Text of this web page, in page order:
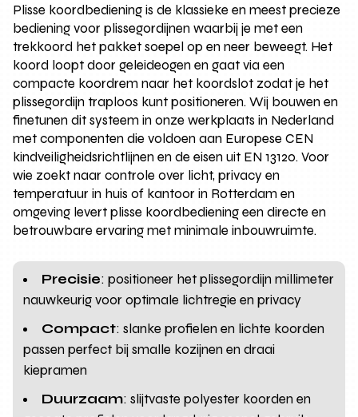
Plisse koordbediening is de klassieke en meest precieze
bediening voor plissegordijnen waarbij je met een
trekkoord het pakket soepel op en neer beweegt. Het
koord loopt door geleideogen en gaat via een
compacte koordrem naar het koordslot zodat je het
plissegordijn traploos kunt positioneren. Wij bouwen en
finetunen dit systeem in onze werkplaats in Nederland
met componenten die voldoen aan Europese CEN
kindveiligheidsrichtlijnen en de eisen uit EN 13120. Voor
wie zoekt naar controle over licht, privacy en
temperatuur in huis of kantoor in Rotterdam en
omgeving levert plisse koordbediening een directe en
betrouwbare ervaring met minimale inbouwruimte.
Precisie: positioneer het plissegordijn millimeter
nauwkeurig voor optimale lichtregie en privacy
Compact: slanke profielen en lichte koorden
passen perfect bij smalle kozijnen en draai
kiepramen
Duurzaam: slijtvaste polyester koorden en